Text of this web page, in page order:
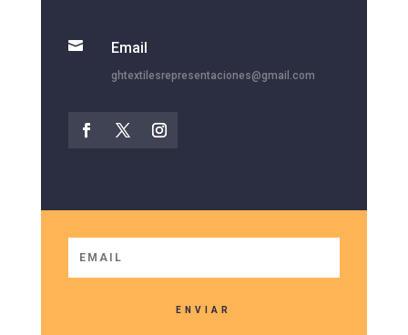
 Email
ghtextilesrepresentaciones@gmail.com
ENVIAR